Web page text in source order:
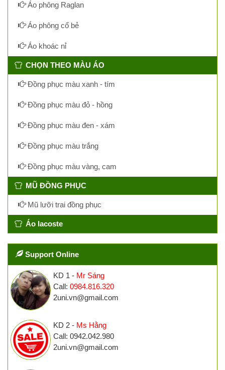
Áo phông Raglan
Áo phông cổ bẻ
Áo khoác nỉ
CHỌN THEO MÀU ÁO
Đồng phục màu xanh - tím
Đồng phục màu đỏ - hồng
Đồng phục màu đen - xám
Đồng phục màu trắng
Đồng phục màu vàng, cam
MŨ ĐỒNG PHỤC
Mũ lưỡi trai đồng phục
Áo lacoste
Support Online
KD 1 - Mr Sáng
Call: 0984.816.320
2uni.vn@gmail.com
KD 2 - Ms Hằng
Call: 0942.042.980
2uni.vn@gmail.com